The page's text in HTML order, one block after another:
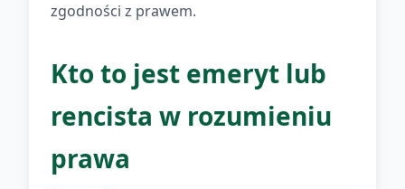
zgodności z prawem.
Kto to jest emeryt lub
rencista w rozumieniu
prawa